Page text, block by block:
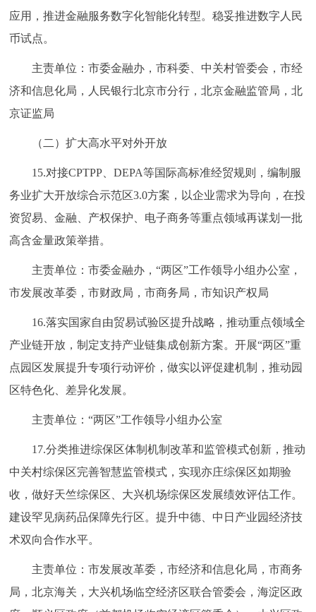
应用，推进金融服务数字化智能化转型。稳妥推进数字人民
币试点。
主责单位：市委金融办，市科委、中关村管委会，市经
济和信息化局，人民银行北京市分行，北京金融监管局，北
京证监局
（二）扩大高水平对外开放
15.对接CPTPP、DEPA等国际高标准经贸规则，编制服
务业扩大开放综合示范区3.0方案，以企业需求为导向，在投
资贸易、金融、产权保护、电子商务等重点领域再谋划一批
高含金量政策举措。
主责单位：市委金融办，“两区”工作领导小组办公室，
市发展改革委，市财政局，市商务局，市知识产权局
16.落实国家自由贸易试验区提升战略，推动重点领域全
产业链开放，制定支持产业链集成创新方案。开展“两区”重
点园区发展提升专项行动评价，做实以评促建机制，推动园
区特色化、差异化发展。
主责单位：“两区”工作领导小组办公室
17.分类推进综保区体制机制改革和监管模式创新，推动
中关村综保区完善智慧监管模式，实现亦庄综保区如期验
收，做好天竺综保区、大兴机场综保区发展绩效评估工作。
建设罕见病药品保障先行区。提升中德、中日产业园经济技
术双向合作水平。
主责单位：市发展改革委，市经济和信息化局，市商务
局，北京海关，大兴机场临空经济区联合管委会，海淀区政